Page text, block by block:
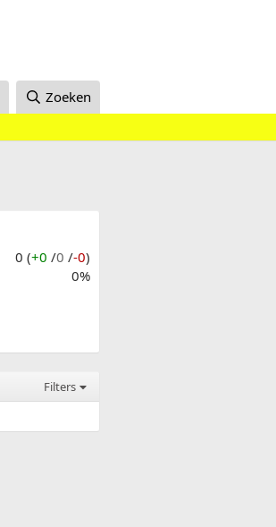
Zoeken
0 (+0 /0 /-0)
0%
Filters